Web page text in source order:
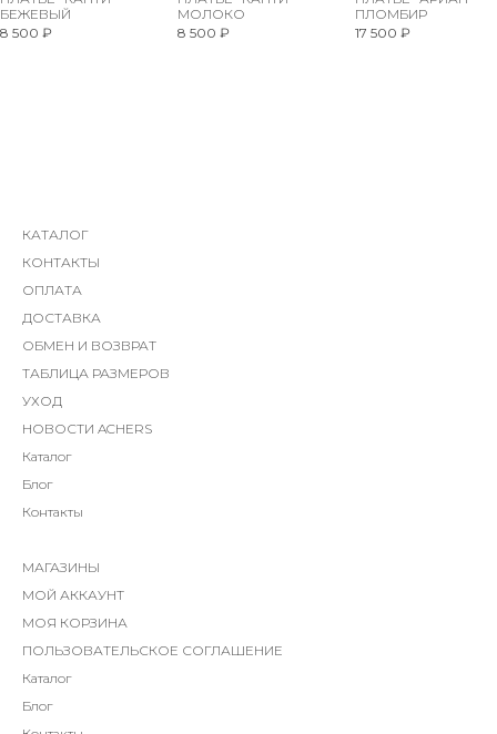
БЕЖЕВЫЙ
8 500 ₽
МОЛОКО
8 500 ₽
ПЛОМБИР
17 500 ₽
КАТАЛОГ
КОНТАКТЫ
ОПЛАТА
ДОСТАВКА
ОБМЕН И ВОЗВРАТ
ТАБЛИЦА РАЗМЕРОВ
УХОД
НОВОСТИ ACHERS
Каталог
Блог
Контакты
МАГАЗИНЫ
МОЙ АККАУНТ
МОЯ КОРЗИНА
ПОЛЬЗОВАТЕЛЬСКОЕ СОГЛАШЕНИЕ
Каталог
Блог